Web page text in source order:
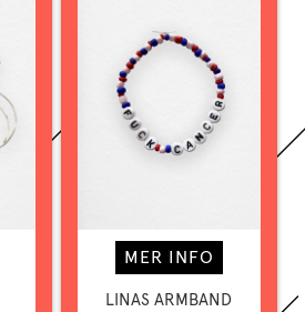
MER INFO
LINAS ARMBAND